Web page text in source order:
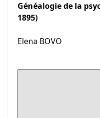
Généalogie de la
1895)
Elena BOVO